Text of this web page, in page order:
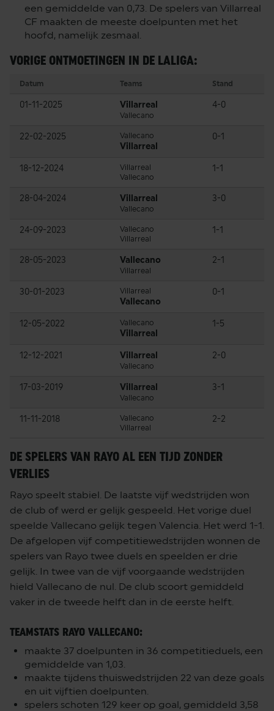
een gemiddelde van 0,73. De spelers van Villarreal
CF maakten de meeste doelpunten met het
hoofd, namelijk zesmaal.
VORIGE ONTMOETINGEN IN DE LALIGA:
Datum Teams Stand
01-11-2025 Villarreal
Vallecano
4-0
22-02-2025 Vallecano
Villarreal
0-1
18-12-2024
Villarreal
Vallecano
1-1
28-04-2024 Villarreal
Vallecano
3-0
24-09-2023
Vallecano
Villarreal
1-1
28-05-2023 Vallecano
Villarreal
2-1
30-01-2023 Villarreal
Vallecano
0-1
12-05-2022 Vallecano
Villarreal
1-5
12-12-2021 Villarreal
Vallecano
2-0
17-03-2019 Villarreal
Vallecano
3-1
11-11-2018
Vallecano
Villarreal
2-2
DE SPELERS VAN RAYO AL EEN TIJD ZONDER
VERLIES
Rayo speelt stabiel. De laatste vijf wedstrijden won
de club of werd er gelijk gespeeld. Het vorige duel
speelde Vallecano gelijk tegen Valencia. Het werd 1-1.
De afgelopen vijf competitiewedstrijden wonnen de
spelers van Rayo twee duels en speelden er drie
gelijk. In twee van de vijf voorgaande wedstrijden
hield Vallecano de nul. De club scoort gemiddeld
vaker in de tweede helft dan in de eerste helft.
TEAMSTATS RAYO VALLECANO:
maakte 37 doelpunten in 36 competitieduels, een
gemiddelde van 1,03.
maakte tijdens thuiswedstrijden 22 van deze goals
en uit vijftien doelpunten.
spelers schoten 129 keer op goal, gemiddeld 3,58